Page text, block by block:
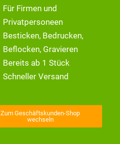
Für Firmen und
Privatpersoneen
Besticken, Bedrucken,
Beflocken, Gravieren
Bereits ab 1 Stück
Schneller Versand
Zum Geschäftskunden-Shop
wechseln